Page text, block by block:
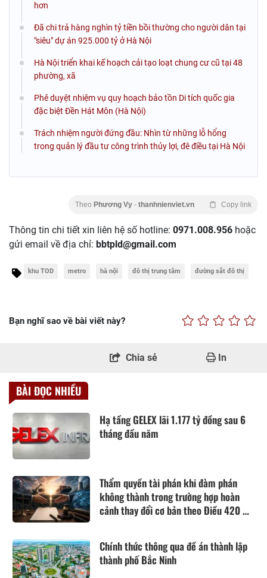
hơn
Đã chi trả hàng nghìn tỷ tiền bồi thường cho người dân tại
"siêu" dự án 925.000 tỷ ở Hà Nội
Hà Nội triển khai kế hoạch cải tạo loạt chung cư cũ tại 48
phường, xã
Phê duyệt nhiệm vụ quy hoạch bảo tồn Di tích quốc gia
đặc biệt Đền Hát Môn (Hà Nội)
Trách nhiệm người đứng đầu: Nhìn từ những lỗ hổng
trong quản lý đầu tư công trình thủy lợi, đê điều tại Hà Nội
Theo Phương Vy - thanhnienviet.vn Copy link
Thông tin chi tiết xin liên hệ số hotline: 0971.008.956 hoặc
gửi email về địa chỉ: bbtpld@gmail.com
khu TOD metro hà nội đô thị trung tâm đường sắt đô thị
Bạn nghĩ sao về bài viết này?
Chia sẻ In
BÀI ĐỌC NHIỀU
Hạ tầng GELEX lãi 1.177 tỷ đồng sau 6
tháng đầu năm
Thẩm quyền tài phán khi đàm phán
không thành trong trường hợp hoàn
cảnh thay đổi cơ bản theo Điều 420 Bộ
Chính thức thông qua đề án thành lập
thành phố Bắc Ninh